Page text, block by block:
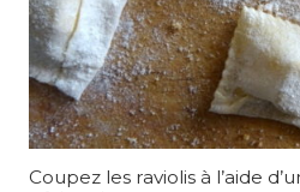
Coupez les raviolis à l’aide